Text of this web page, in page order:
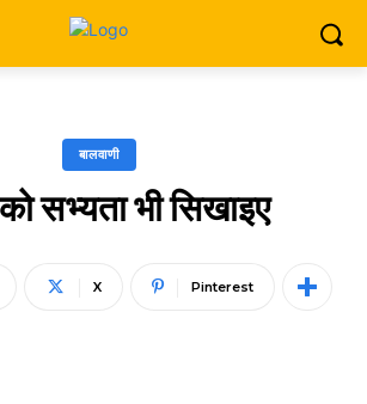
बालवाणी
सभ्यता भी सिखाइए
X Pinterest